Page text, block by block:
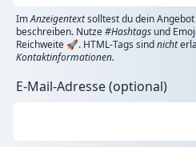
ImAnzeigentextsolltest du dein
beschreiben. Nutze#Hashtags und
Reichweite 🚀. HTML-Tags sindnicht
Kontaktinformationen.
E-Mail-Adresse (optional)